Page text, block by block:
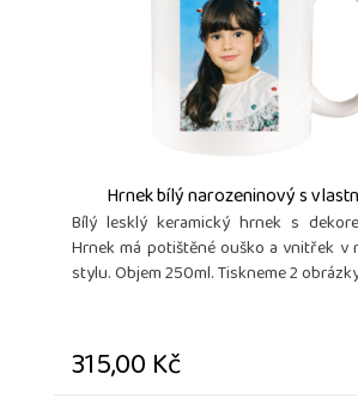
Hrnek bílý narozeninový s
Bílý lesklý keramický hrnek s
Hrnek má potištěné ouško a vnitřek v
stylu. Objem 250ml. Tiskneme 2
315,00 Kč